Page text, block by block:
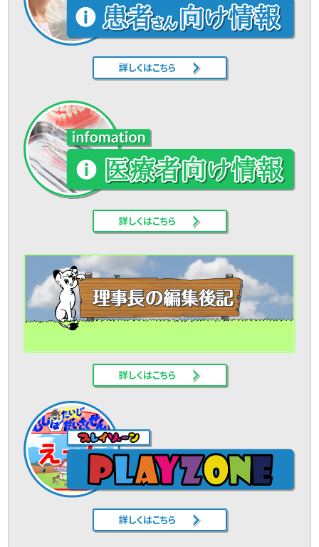
詳しくはこちら
詳しくはこちら
詳しくはこちら
詳しくはこちら